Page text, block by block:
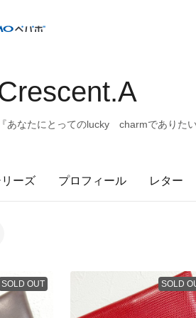
『あなたにとってのlucky charmでありた
リーズ プロフィール レター
SOLD OUT SOLD